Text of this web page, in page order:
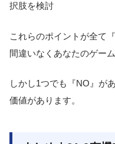
択肢を検討
これらのポイントが全て
間違いなくあなたのゲー
しかし1つでも『NO』が
価値があります。